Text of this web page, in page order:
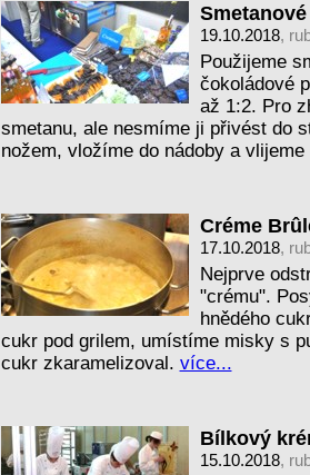
19.10.2018,
Použijeme
čokoládové
až 1:2. Pro
smetanu, ale nesmíme ji přivést do
nožem, vložíme do nádoby a
Créme
17.10.2018,
Nejprve
"crému".
hnědého
cukr pod grilem, umístíme misky s
cukr zkaramelizoval. více...
Bílkový
15.10.2018,